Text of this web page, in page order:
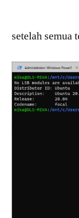
setelah semua